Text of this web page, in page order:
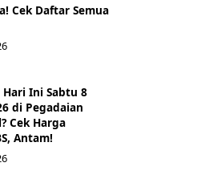
Cek Daftar Semua
Hari Ini Sabtu 8
di Pegadaian
Cek Harga
Antam!